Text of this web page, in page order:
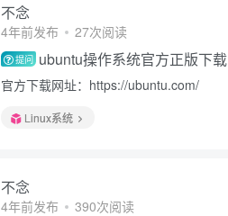
不念
4年前发布 27次阅读
提问 ubuntu操作系统官方正版下载
官方下载网址：https://ubuntu.com/
Linux系统
不念
4年前发布 390次阅读